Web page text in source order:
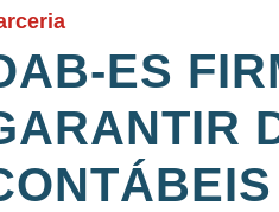
ES